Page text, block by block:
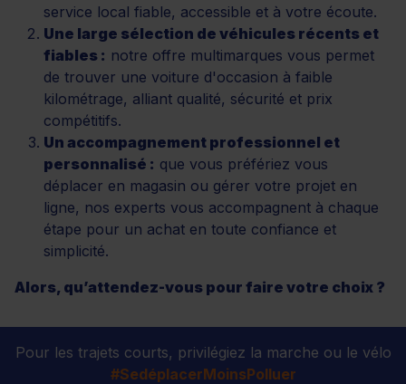
service local fiable, accessible et à votre écoute.
Une large sélection de véhicules récents et
fiables : notre offre multimarques vous permet
de trouver une voiture d'occasion à faible
kilométrage, alliant qualité, sécurité et prix
compétitifs.
Un accompagnement professionnel et
personnalisé : que vous préfériez vous
déplacer en magasin ou gérer votre projet en
ligne, nos experts vous accompagnent à chaque
étape pour un achat en toute confiance et
simplicité.
Alors, qu’attendez-vous pour faire votre choix ?
Pour les trajets courts, privilégiez la marche ou le vélo
#SedéplacerMoinsPolluer